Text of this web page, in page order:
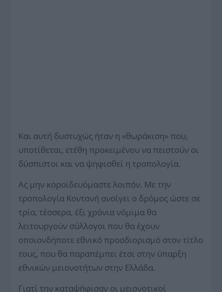
Και αυτή δυστυχώς ήταν η «θωράκιση» που,
υποτίθεται, ετέθη προκειμένου να πειστούν οι
δύσπιστοι και να ψηφισθεί η τροπολογία.
Ας μην κοροϊδευόμαστε λοιπόν. Με την
τροπολογία Κοντονή ανοίγει ο δρόμος ώστε σε
τρία, τέσσερα, έξι χρόνια νόμιμα θα
λειτουργούν σύλλογοι που θα έχουν
οποιονδήποτε εθνικό προσδιορισμό στον τίτλο
τους, που θα παραπέμπει έτσι στην ύπαρξη
εθνικών μειονοτήτων στην Ελλάδα.
Γιατί την καταψήφισαν οι μειονοτικοί